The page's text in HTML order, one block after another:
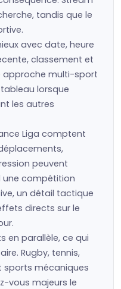
tandis que le
avec date, heure
classement et
approche multi-sport
lorsque
les autres
Liga comptent
peuvent
une compétition
un détail tactique
directs sur le
en parallèle, ce qui
Rugby, tennis,
sports mécaniques
vous majeurs le